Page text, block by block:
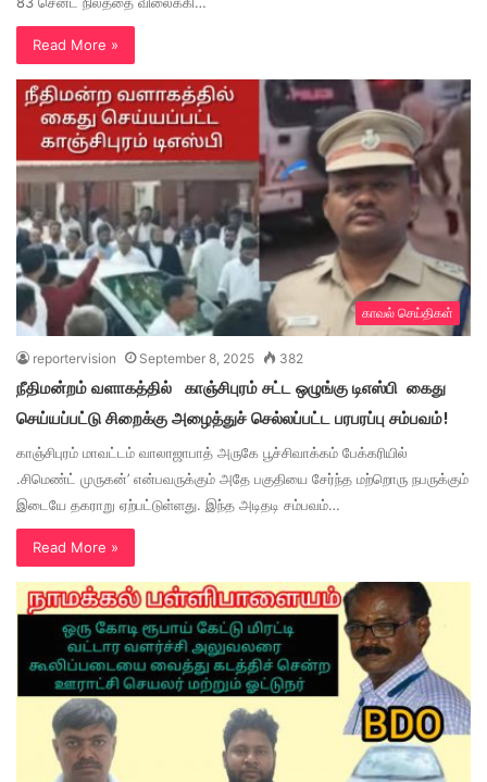
Read More »
காவல் செய்திகள்
reportervision September 8, 2025 382
நீதிமன்றம் வளாகத்தில் காஞ்சிபுரம் சட்ட ஒழுங்கு டிஎஸ்பி கைது
செய்யப்பட்டு சிறைக்கு அழைத்துச் செல்லப்பட்ட பரபரப்பு சம்பவம்!
காஞ்சிபுரம் மாவட்டம் வாலாஜாபாத் அருகே பூச்சிவாக்கம் பேக்கரியில்
.சிமெண்ட் முருகன்’ என்பவருக்கும் அதே பகுதியை சேர்ந்த மற்றொரு நபருக்கும்
இடையே தகராறு ஏற்பட்டுள்ளது. இந்த அடிதடி சம்பவம்…
Read More »